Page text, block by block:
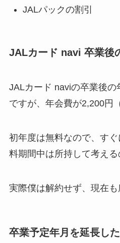
JALパックの割引
JALカード navi 卒業後
JALカード naviの卒業後
ですが、年会費が2,200円
初年度は無料なので、す
料期間中は所持して考える
実際僕は解約せず、現在も
卒業予定年月を延長し